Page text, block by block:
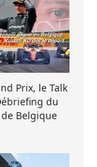
Prix, le Talk
du
Belgique